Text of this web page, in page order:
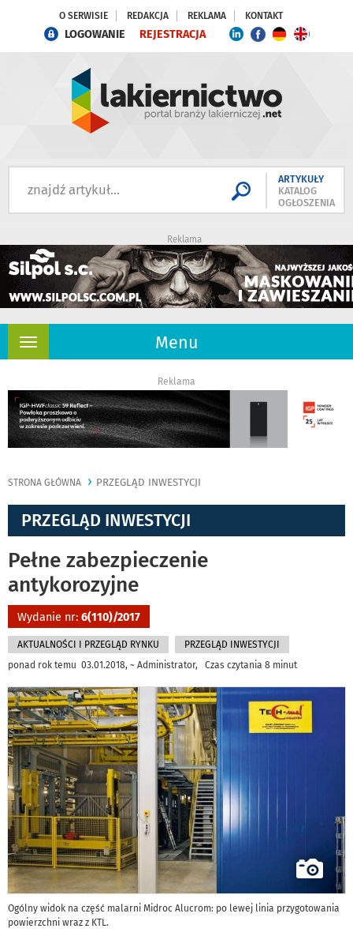
O SERWISIE REDAKCJA REKLAMA KONTAKT
LOGOWANIE REJESTRACJA
ARTYKUŁY
KATALOG
OGŁOSZENIA
Reklama
Menu
Rozwiń
Reklama
STRONA GŁÓWNA PRZEGLĄD INWESTYCJI
PRZEGLĄD INWESTYCJI
Pełne zabezpieczenie
antykorozyjne
Wydanie nr: 6(110)/2017
AKTUALNOŚCI I PRZEGLĄD RYNKU
PRZEGLĄD INWESTYCJI
ponad rok temu 03.01.2018, ~ Administrator, Czas czytania 8 minut
Ogólny widok na część malarni Midroc Alucrom: po lewej linia przygotowania
powierzchni wraz z KTL.